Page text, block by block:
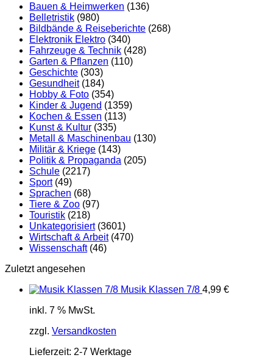
Bauen & Heimwerken (136)
Belletristik (980)
Bildbände & Reiseberichte (268)
Elektronik Elektro (340)
Fahrzeuge & Technik (428)
Garten & Pflanzen (110)
Geschichte (303)
Gesundheit (184)
Hobby & Foto (354)
Kinder & Jugend (1359)
Kochen & Essen (113)
Kunst & Kultur (335)
Metall & Maschinenbau (130)
Militär & Kriege (143)
Politik & Propaganda (205)
Schule (2217)
Sport (49)
Sprachen (68)
Tiere & Zoo (97)
Touristik (218)
Unkategorisiert (3601)
Wirtschaft & Arbeit (470)
Wissenschaft (46)
Zuletzt angesehen
Musik Klassen 7/8 4,99 €
inkl. 7 % MwSt.
zzgl. Versandkosten
Lieferzeit: 2-7 Werktage